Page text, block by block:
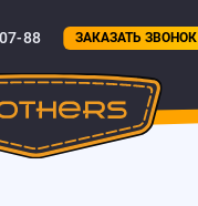
88 ЗАКАЗАТЬ ЗВОНОК